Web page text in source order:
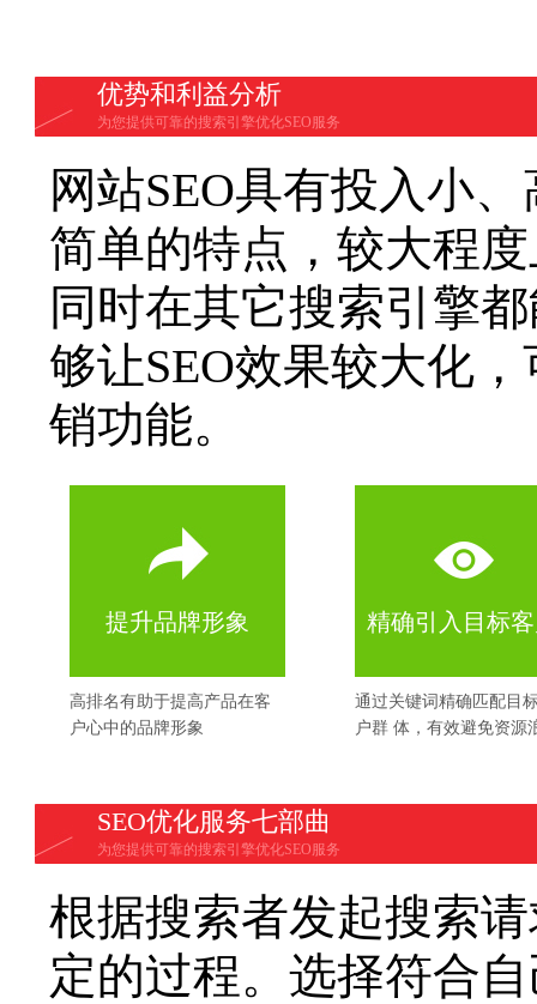
优势和利益分析
为您提供可靠的搜索引擎优化SEO服务
网站SEO具有投入小
简单的特点，较大程
同时在其它搜索引擎
够让SEO效果较大化
销功能。
提升品牌形象
高排名有助于提高产品在客
户心中的品牌形象
精确引入目标
通过关键词精确匹配目
户群 体，有效避免资源
SEO优化服务七部曲
为您提供可靠的搜索引擎优化SEO服务
根据搜索者发起搜索
定的过程。选择符合